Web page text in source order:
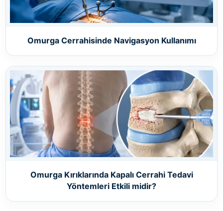
Omurga Cerrahisinde Navigasyon Kullanımı
Omurga Kırıklarında Kapalı Cerrahi Tedavi
Yöntemleri Etkili midir?